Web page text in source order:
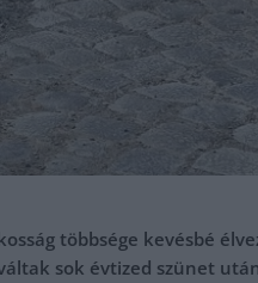
többsége kevésbé
sok évtized szünet